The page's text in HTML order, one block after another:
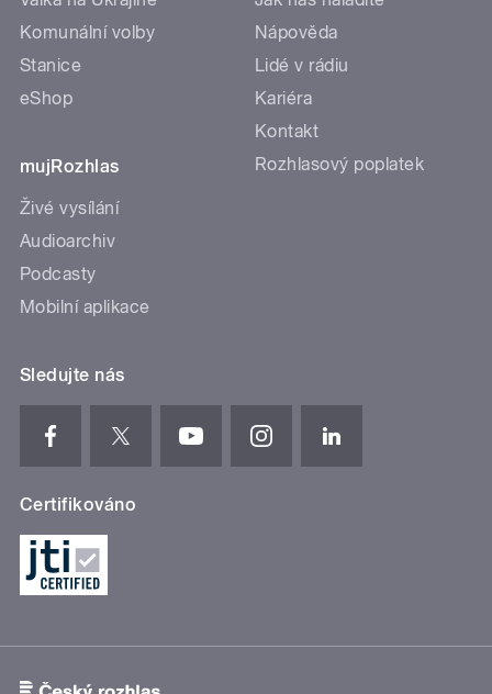
Komunální volby
Stanice
eShop
mujRozhlas
Živé vysílání
Audioarchiv
Podcasty
Mobilní aplikace
Nápověda
Lidé v rádiu
Kariéra
Kontakt
Rozhlasový poplatek
Sledujte nás
Certifikováno